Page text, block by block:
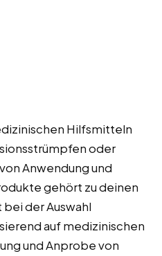
Hilfsmitteln
oder
Anwendung und
gehört zu deinen
der Auswahl
auf medizinischen
und Anprobe von